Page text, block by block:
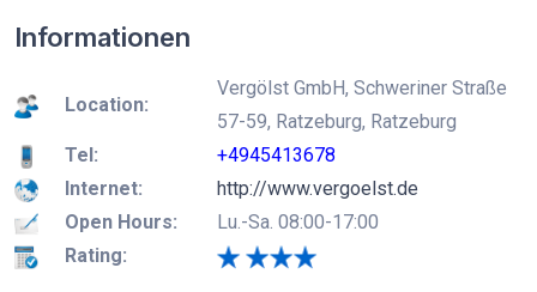
Informationen
Location:
Vergölst GmbH, Schweriner Straße
57-59, Ratzeburg, Ratzeburg
Tel:
+4945413678
Internet:
http://www.vergoelst.de
Open Hours:
Lu.-Sa. 08:00-17:00
Rating: